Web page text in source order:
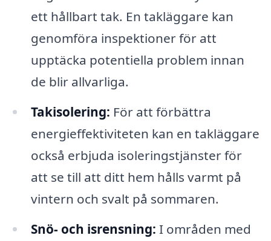
ett hållbart tak. En takläggare kan
genomföra inspektioner för att
upptäcka potentiella problem innan
de blir allvarliga.
Takisolering: För att förbättra
energieffektiviteten kan en takläggare
också erbjuda isoleringstjänster för
att se till att ditt hem hålls varmt på
vintern och svalt på sommaren.
Snö- och isrensning: I områden med